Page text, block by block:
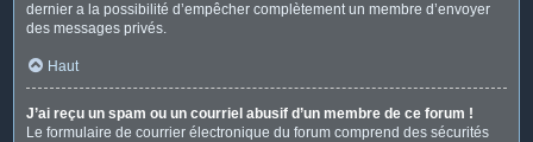
dernier a la possibilité d’empêcher complètement un membre d’envoyer
des messages privés.
Haut
J’ai reçu un spam ou un courriel abusif d’un membre de ce forum !
Le formulaire de courrier électronique du forum comprend des sécurités